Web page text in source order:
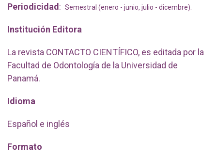
Periodicidad : Semestral (enero - junio, julio - dicembre).
Institución Editora
La revista CONTACTO CIENTÍFICO, es editada por la
Facultad de Odontología de la Universidad de
Panamá.
Idioma
Español e inglés
Formato